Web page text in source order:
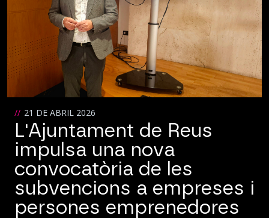
21 DE ABRIL 2026
L'Ajuntament de Reus
impulsa una nova
convocatòria de les
subvencions a empreses i
persones emprenedores